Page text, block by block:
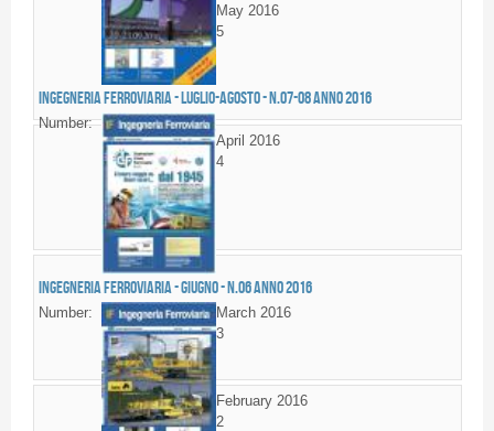
Ingegneria Ferroviaria - LUGLIO-AGOSTO - n.07-08 anno 2016
Number:
Ingegneria Ferroviaria - GIUGNO - n.06 anno 2016
Number:
May 2016
5
April 2016
4
March 2016
3
February 2016
2